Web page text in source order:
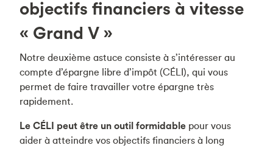
objectifs financiers à vitesse
« Grand V »
Notre deuxième astuce consiste à s’intéresser au
compte d’épargne libre d’impôt (CÉLI), qui vous
permet de faire travailler votre épargne très
rapidement.
Le CÉLI peut être un outil formidable pour vous
aider à atteindre vos objectifs financiers à long